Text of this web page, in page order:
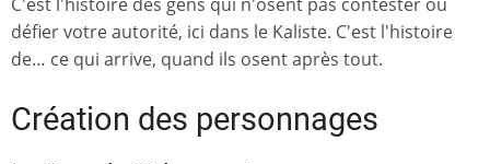
défier votre autorité, ici dans le Kaliste. C'est l'histoire
de… ce qui arrive, quand ils osent après tout.
Création des personnages